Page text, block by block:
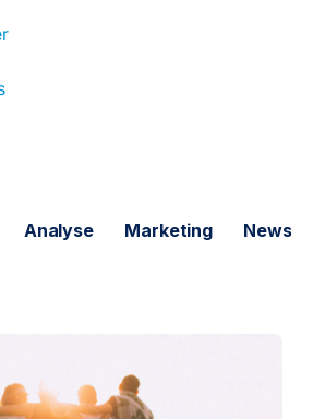
Analyse Marketing News